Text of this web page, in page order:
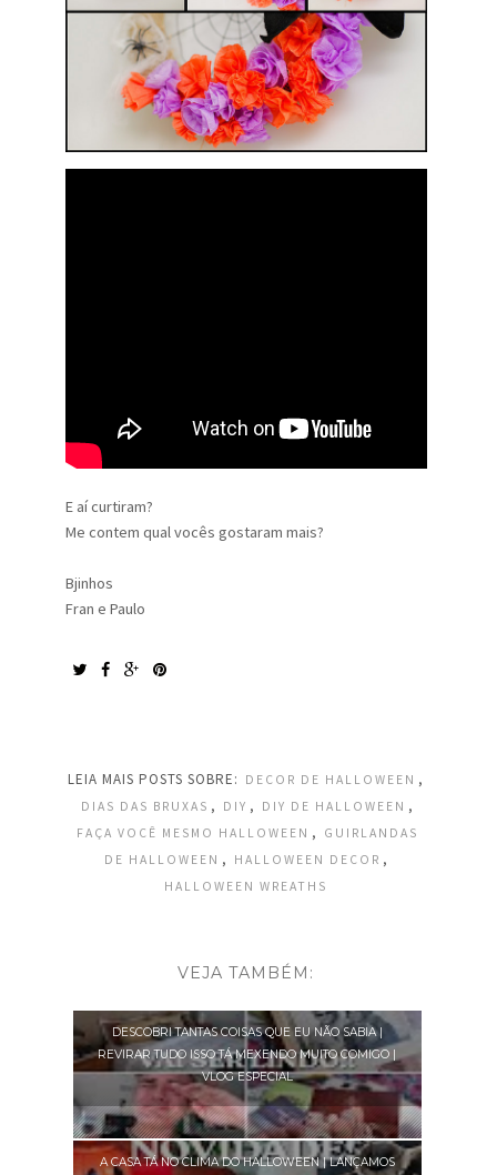
E aí curtiram?
Me contem qual vocês gostaram mais?
Bjinhos
Fran e Paulo
LEIA MAIS POSTS SOBRE: DECOR DE HALLOWEEN ,
DIAS DAS BRUXAS , DIY , DIY DE HALLOWEEN ,
FAÇA VOCÊ MESMO HALLOWEEN ,
GUIRLANDAS
DE HALLOWEEN , HALLOWEEN DECOR ,
HALLOWEEN WREATHS
VEJA TAMBÉM:
DESCOBRI TANTAS COISAS QUE EU NÃO SABIA |
REVIRAR TUDO ISSO TÁ MEXENDO MUITO COMIGO |
VLOG ESPECIAL
A CASA TÁ NO CLIMA DO HALLOWEEN | LANÇAMOS